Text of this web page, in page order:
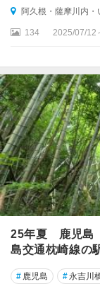
阿久根・薩摩川内・
134 2025/07/12
25年夏 鹿児島
島交通枕崎線の
# 鹿児島 #永吉川